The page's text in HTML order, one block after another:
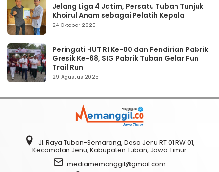
Jelang Liga 4 Jatim, Persatu Tuban Tunjuk
Khoirul Anam sebagai Pelatih Kepala
24 Oktober 2025
Peringati HUT RI Ke-80 dan Pendirian Pabrik
Gresik Ke-68, SIG Pabrik Tuban Gelar Fun
Trail Run
29 Agustus 2025
Jl. Raya Tuban-Semarang, Desa Jenu RT 01 RW 01,
Kecamatan Jenu, Kabupaten Tuban, Jawa Timur
mediamemanggil@gmail.com